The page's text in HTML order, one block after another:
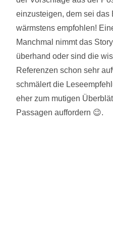
einzusteigen, dem sei das
wärmstens empfohlen!
Manchmal nimmt das
überhand oder sind die
Referenzen schon sehr
schmälert die
eher zum mutigen
Passagen auffordern 😉.